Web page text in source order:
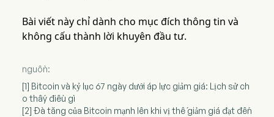
Bài viết này chỉ dành cho mục đích thông tin và
không cấu thành lời khuyên đầu tư.
nguồn:
[1] Bitcoin và kỷ lục 67 ngày dưới áp lực giảm giá: Lịch sử ch
o thấy điều gì
[2] Đà tăng của Bitcoin mạnh lên khi vị thế giảm giá đạt đến